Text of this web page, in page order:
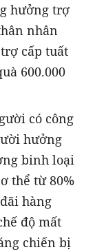
hưởng trợ
nhân
cấp tuất
600.000
có công
hưởng
binh loại
thể từ 80%
hàng
độ mất
chiến bị